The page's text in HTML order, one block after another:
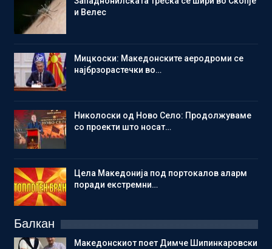
и Велес
Мицкоски: Македонските аеродроми се
најбрзорастечки во…
Николоски од Ново Село: Продолжуваме
со проекти што носат…
Цела Македонија под портокалов аларм
поради екстремни…
Балкан
Македонскиот поет Димче Шипинкаровски